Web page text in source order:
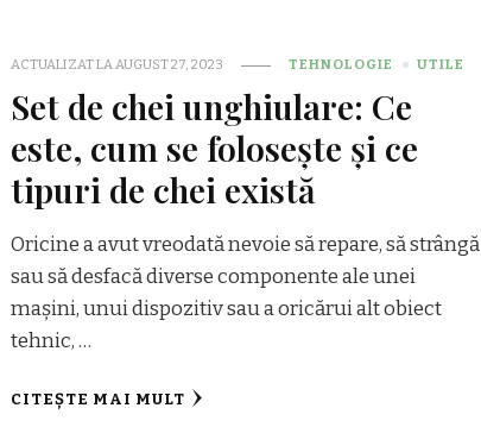
ACTUALIZAT LAAUGUST 27, 2023 TEHNOLOGIE UTILE
Set de chei unghiulare: Ce
este, cum se folosește și ce
tipuri de chei există
Oricine a avut vreodată nevoie să repare, să strângă
sau să desfacă diverse componente ale unei
mașini, unui dispozitiv sau a oricărui alt obiect
tehnic, …
CITEȘTE MAI MULT